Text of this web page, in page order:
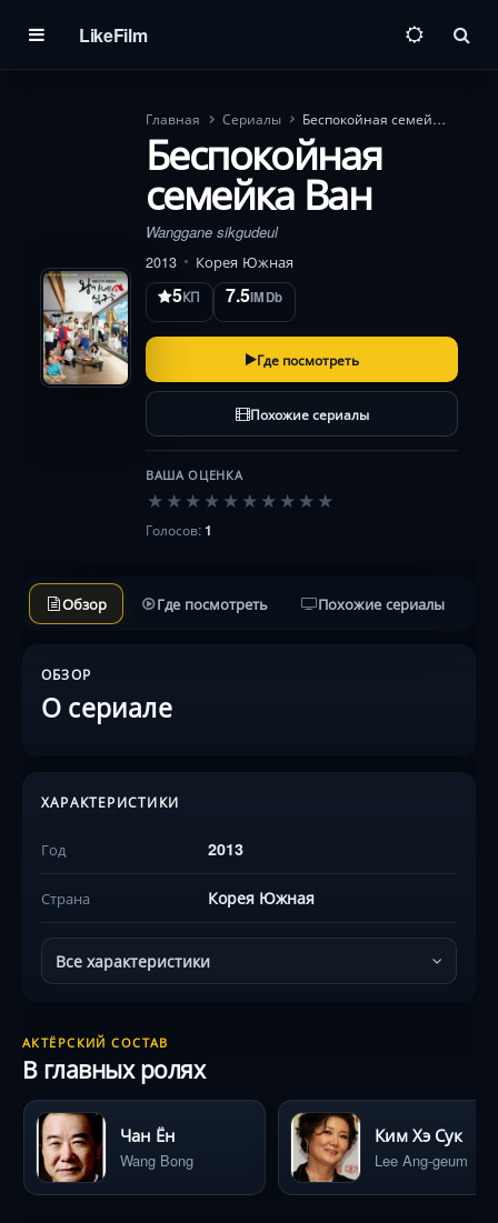
LikeFilm
Главная Сериалы Беспокойная семейка Ван
Беспокойная
семейка Ван
Wanggane sikgudeul
2013
Корея Южная
5КП 7.5IMDb
Где посмотреть
Похожие сериалы
ВАША ОЦЕНКА
★ ★ ★ ★ ★ ★ ★ ★ ★ ★
Голосов:1
Обзор Где посмотреть Похожие сериалы
ОБЗОР
О сериале
ХАРАКТЕРИСТИКИ
Год 2013
Страна Корея Южная
Все характеристики
АКТЁРСКИЙ СОСТАВ
В главных ролях
Чан Ён
Wang Bong
Ким Хэ Сук
Lee Ang-geum